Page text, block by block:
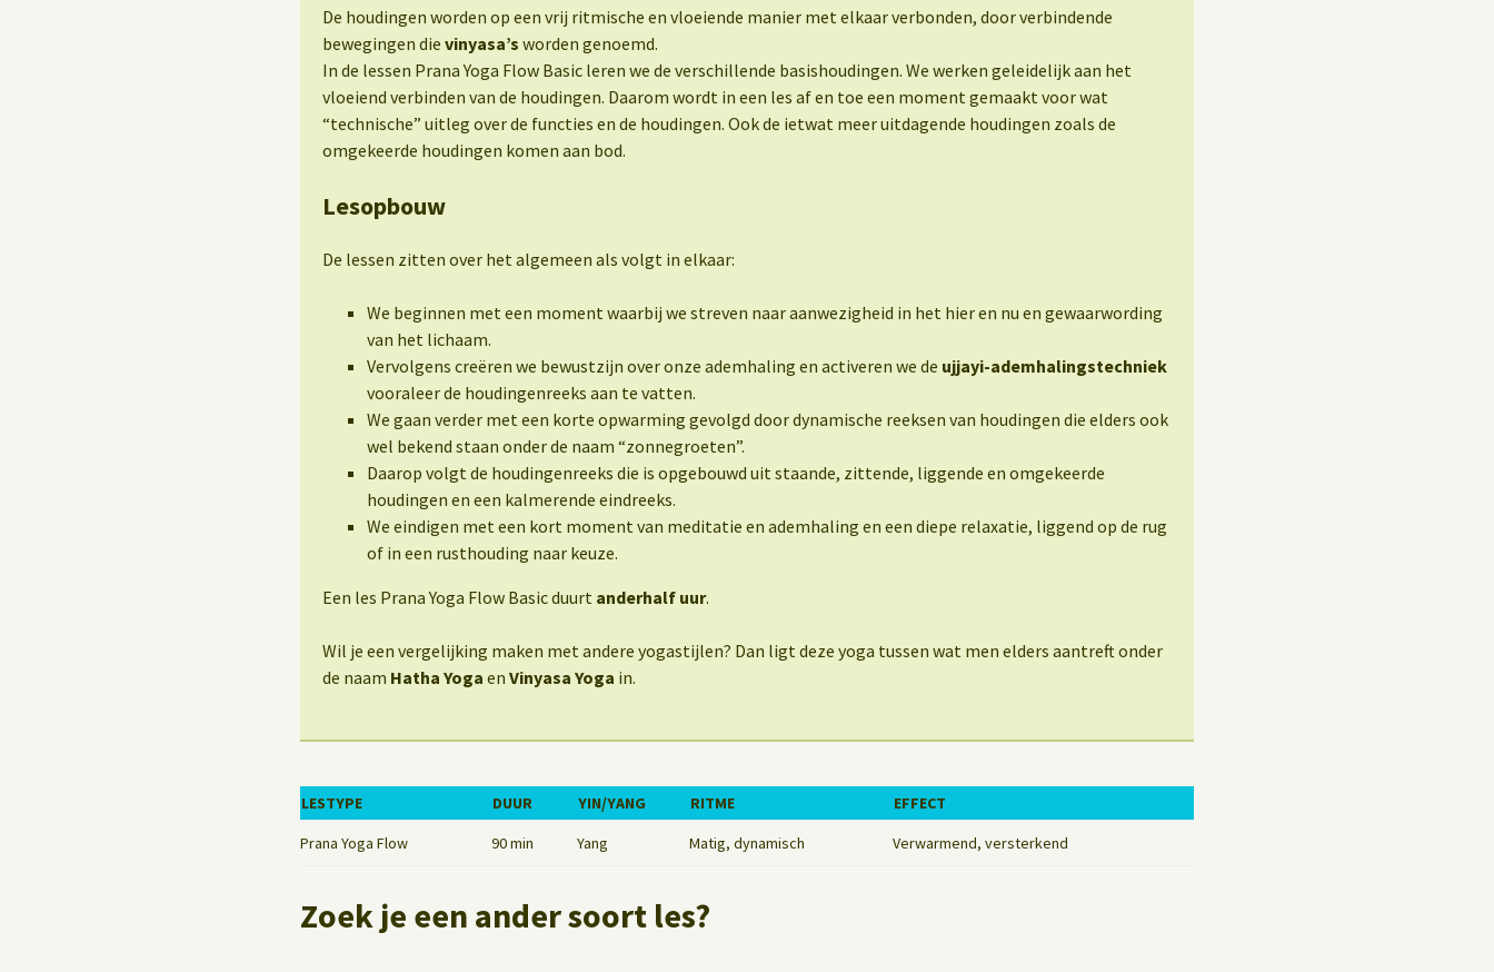
De houdingen worden op een vrij ritmische en vloeiende manier met elkaar verbonden, door verbindende
bewegingen die vinyasa’s worden genoemd.
In de lessen Prana Yoga Flow Basic leren we de verschillende basishoudingen. We werken geleidelijk aan het
vloeiend verbinden van de houdingen. Daarom wordt in een les af en toe een moment gemaakt voor wat
“technische” uitleg over de functies en de houdingen. Ook de ietwat meer uitdagende houdingen zoals de
omgekeerde houdingen komen aan bod.
Lesopbouw
De lessen zitten over het algemeen als volgt in elkaar:
We beginnen met een moment waarbij we streven naar aanwezigheid in het hier en nu en gewaarwording
van het lichaam.
Vervolgens creëren we bewustzijn over onze ademhaling en activeren we de ujjayi-ademhalingstechniek
vooraleer de houdingenreeks aan te vatten.
We gaan verder met een korte opwarming gevolgd door dynamische reeksen van houdingen die elders ook
wel bekend staan onder de naam “zonnegroeten”.
Daarop volgt de houdingenreeks die is opgebouwd uit staande, zittende, liggende en omgekeerde
houdingen en een kalmerende eindreeks.
We eindigen met een kort moment van meditatie en ademhaling en een diepe relaxatie, liggend op de rug
of in een rusthouding naar keuze.
Een les Prana Yoga Flow Basic duurt anderhalf uur.
Wil je een vergelijking maken met andere yogastijlen? Dan ligt deze yoga tussen wat men elders aantreft onder
de naam Hatha Yoga en Vinyasa Yoga in.
LESTYPE DUUR YIN/YANG RITME
EFFECT
Prana Yoga Flow
90 min Yang Matig, dynamisch Verwarmend, versterkend
Zoek je een ander soort les?